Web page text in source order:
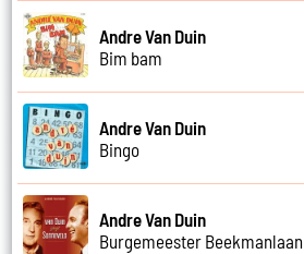
Andre Van Duin
Bim bam
Andre Van Duin
Bingo
Andre Van Duin
Burgemeester Beekmanlaan